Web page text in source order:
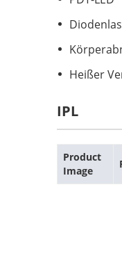
Heißer
IPL
Product
Image